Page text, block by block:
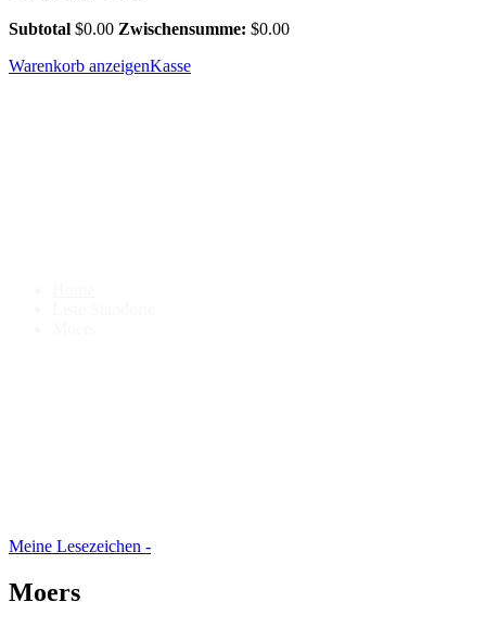
Subtotal $0.00 Zwischensumme: $0.00
Warenkorb anzeigenKasse
Meine Lesezeichen -
Moers